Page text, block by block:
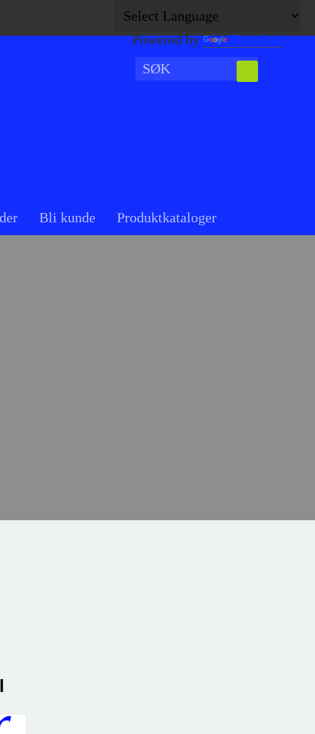
Bli kunde Produktkataloger
Powered by Translate